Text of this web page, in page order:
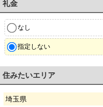
礼金
なし
指定しない
住みたいエリア
埼玉県